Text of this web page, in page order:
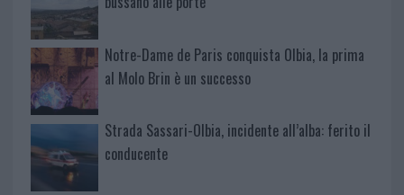
Notre-Dame de Paris conquista Olbia, la prima
al Molo Brin è un successo
Strada Sassari-Olbia, incidente all’alba: ferito il
conducente